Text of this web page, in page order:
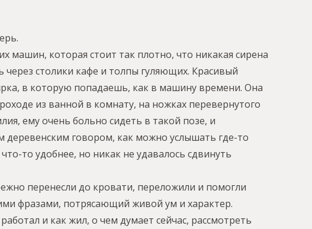
машин, которая стоит так плотно, что никакая сирена
столики кафе и толпы гуляющих. Красивый
в которую попадаешь, как в машину времени. Она
из ванной в комнату, на ножках перевернутого
ему очень больно сидеть в такой позе, и
деревенским говором, как можно услышать где-то
то удобнее, но никак не удавалось сдвинуть
перенесли до кровати, переложили и помогли
фразами, потрясающий живой ум и характер.
и как жил, о чем думает сейчас, рассмотреть